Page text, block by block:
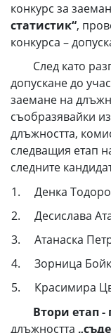
конкурс за
статистик“,
конкурса –
След като
допускане до
заемане на
съобразявайки
длъжността,
следващия етап
следните
1. Денка
2. Десислава
3. Атанаска
4. Зорница
5. Красимира
Втори етап -
длъжността